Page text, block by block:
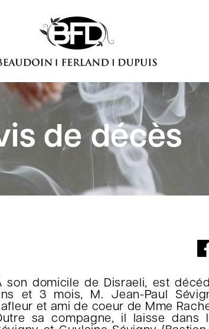
de décès
son domicile de Disraeli, est
et 3 mois, M. Jean-Paul
et ami de coeur de Mme
sa compagne, il laisse dans